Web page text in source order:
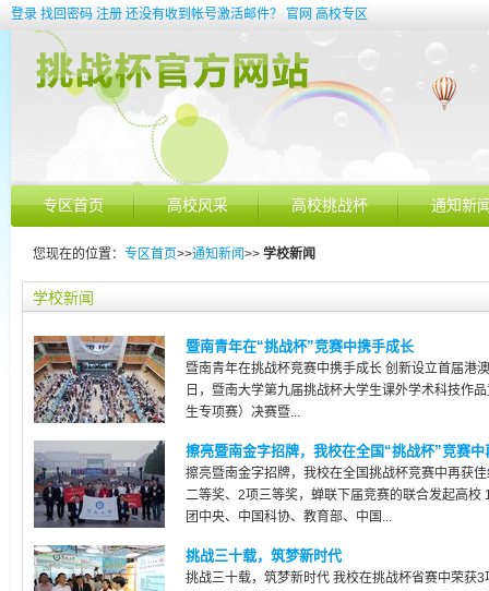
登录 找回密码 注册 还没有收到帐号激活邮件？ 官网 高校专区
专区首页 高校风采 高校挑战杯 通知新
您现在的位置： 专区首页>>通知新闻>> 学校新闻
学校新闻
暨南青年在“挑战杯”竞赛中携手成长
暨南青年在挑战杯竞赛中携手成长 创新设立首届港
日，暨南大学第九届挑战杯大学生课外学术科技作
生专项赛）决赛暨...
擦亮暨南金字招牌，我校在全国“挑战杯”竞赛中
擦亮暨南金字招牌，我校在全国挑战杯竞赛中再获
二等奖、2项三等奖，蝉联下届竞赛的联合发起高校
团中央、中国科协、教育部、中国...
挑战三十载，筑梦新时代
挑战三十载，筑梦新时代 我校在挑战杯省赛中荣获